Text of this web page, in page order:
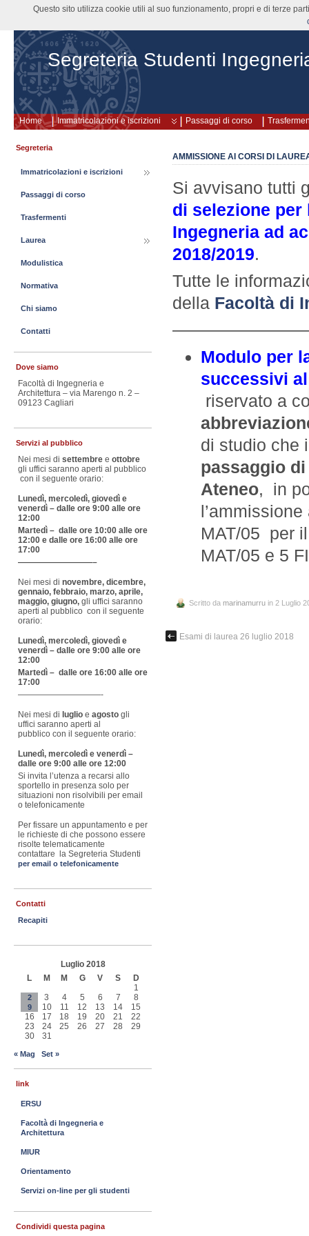
Segreteria Studenti
Home Immatricolazioni e iscrizioni Passaggi di corso
AMMISSIONE AI CORSI DI
Si avvisano tutti
di selezione
Ingegneria ad
2018/2019.
Tutte le
della Facoltà di
Modulo per
successivi
riservato a
di studio che
passaggio
Ateneo, in
MAT/05 per
MAT/05 e 5
Scritto da marinamurru in 2 Luglio
Esami di laurea 26 luglio 2018
Segreteria
Immatricolazioni e iscrizioni
Passaggi di corso
Trasfermenti
Laurea
Modulistica
Normativa
Chi siamo
Contatti
Dove siamo
Facoltà di Ingegneria e
Architettura – via Marengo n. 2 –
09123 Cagliari
Servizi al pubblico
Nei mesi di settembre e ottobre
gli uffici saranno aperti al pubblico
con il seguente orario:
Lunedì, mercoledì, giovedì e
venerdì – dalle ore 9:00 alle ore
12:00
Martedì – dalle ore 10:00 alle ore
12:00 e dalle ore 16:00 alle ore
17:00
—————————–
Nei mesi di novembre, dicembre,
gennaio, febbraio, marzo, aprile,
maggio, giugno, gli uffici saranno
aperti al pubblico con il seguente
orario:
Lunedì, mercoledì, giovedì e
venerdì – dalle ore 9:00 alle ore
12:00
Martedì – dalle ore 16:00 alle ore
17:00
——————————-
Nei mesi di luglio e agosto gli
uffici saranno aperti al
pubblico con il seguente orario:
Lunedì, mercoledì e venerdì –
dalle ore 9:00 alle ore 12:00
Si invita l’utenza a recarsi allo
sportello in presenza solo per
situazioni non risolvibili per email
o telefonicamente
Per fissare un appuntamento e per
le richieste di che possono essere
risolte telematicamente
contattare la Segreteria Studenti
per email o telefonicamente
Contatti
Recapiti
Luglio 2018
L
M M G V S
D
1
2 3 4 5 6 7 8
9 10 11 12 13 14
15
16
17 18 19 20 21
22
23
24 25 26 27 28
29
30
31
« Mag Set »
link
ERSU
Facoltà di Ingegneria e
Architettura
MIUR
Orientamento
Servizi on-line per gli studenti
Condividi questa pagina
Questo sito utilizza cookie utili al suo funzionamento, propri e di terze